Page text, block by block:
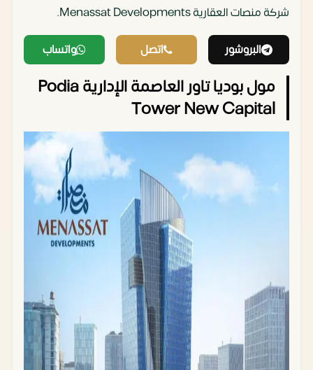
شركة منصات العقارية Menassat Developments.
البروشور اتصل واتساب
مول بوديا تاور العاصمة الإدارية Podia
Tower New Capital